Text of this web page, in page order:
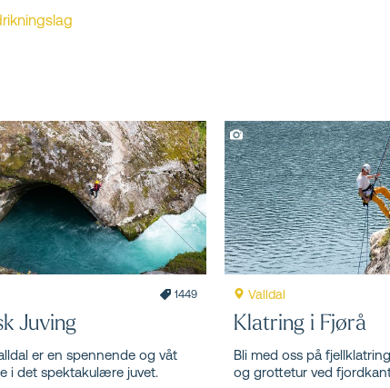
1449
Juving
er en spennende og våt
i det spektakulære juvet.
Valldal
Klatring i Fjørå
Bli med oss på
og grottetur ved